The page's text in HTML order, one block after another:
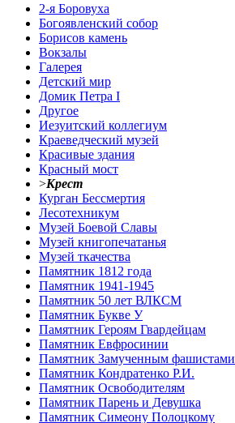
2-я Боровуха
Богоявленский собор
Борисов камень
Вокзалы
Галерея
Детский мир
Домик Петра I
Другое
Иезуитский коллегиум
Краеведческий музей
Красивые здания
Красный мост
>Крест
Курган Бессмертия
Лесотехникум
Музей Боевой Славы
Музей книгопечатанья
Музей ткачества
Памятник 1812 года
Памятник 1941-1945
Памятник 50 лет ВЛКСМ
Памятник Букве У
Памятник Героям Гвардейцам
Памятник Евфросинии
Памятник Замученным фашистами
Памятник Кондратенко Р.И.
Памятник Освободителям
Памятник Парень и Девушка
Памятник Симеону Полоцкому